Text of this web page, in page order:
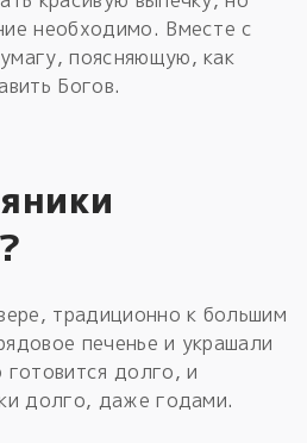
необходимо. Вместе с
поясняющую, как
Богов.
традиционно к большим
печенье и украшали
долго, и
долго, даже годами.